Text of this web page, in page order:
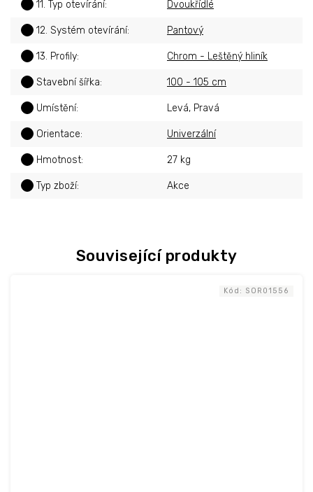
Související produkty
Kód: SOR01556
11. Typ otevírání: Dvoukřídlé
12. Systém otevírání: Pantový
13. Profily: Chrom - Leštěný hliník
Stavební šířka: 100 - 105 cm
Umístění: Levá, Pravá
Orientace: Univerzální
Hmotnost: 27 kg
Typ zboží: Akce